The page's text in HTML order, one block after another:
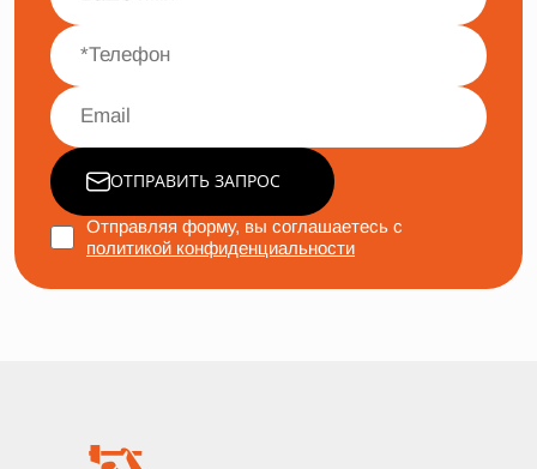
ОТПРАВИТЬ ЗАПРОС
Отправляя форму, вы соглашаетесь с
политикой конфиденциальности